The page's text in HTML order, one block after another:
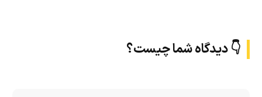
👇 دیدگاه شما چیست؟